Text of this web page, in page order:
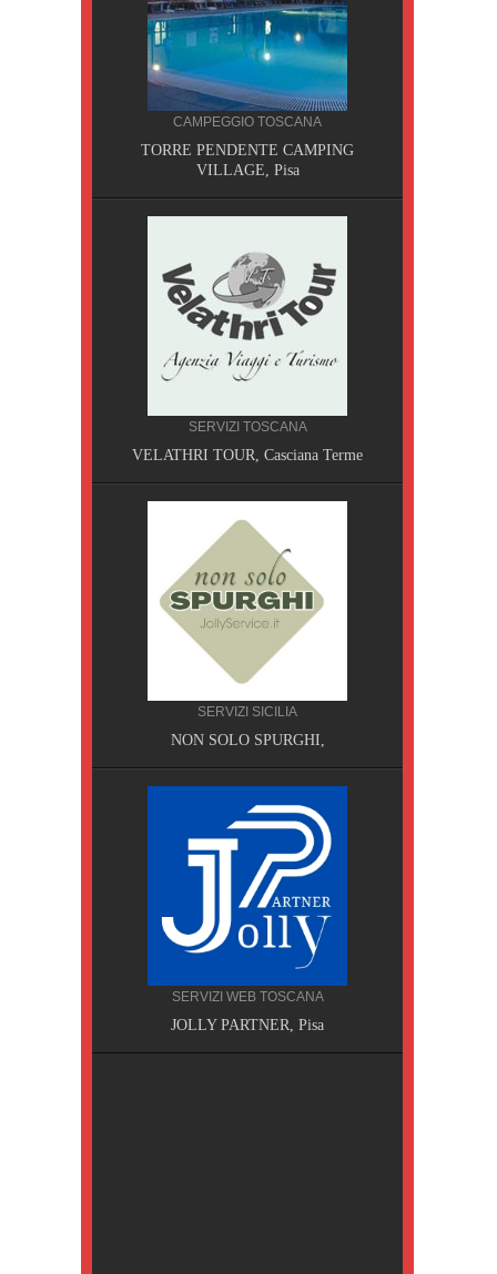
CAMPEGGIO TOSCANA
TORRE PENDENTE CAMPING
VILLAGE, Pisa
SERVIZI TOSCANA
VELATHRI TOUR, Casciana Terme
SERVIZI SICILIA
NON SOLO SPURGHI,
SERVIZI WEB TOSCANA
JOLLY PARTNER, Pisa